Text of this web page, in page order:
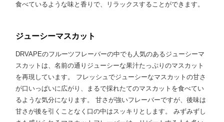
食べているような味と香りで、リラックスすることができます。
ジューシーマスカット
DRVAPEのフルーツフレーバーの中でも人気のあるジューシーマ
スカットは、名前の通りジューシーな果汁たっぷりのマスカット
を再現しています。 フレッシュでジューシーなマスカットの甘さ
が口いっぱいに広がり、まるで採れたてのマスカットを食べてい
るような気分になります。 甘さが強いフレーバーですが、後味は
甘さが後を引くことなく口の中はスッキリとします。 みずみずし